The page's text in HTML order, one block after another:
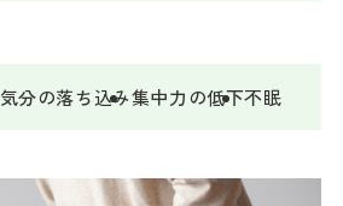
気分の落ち込み集中力の低下不眠